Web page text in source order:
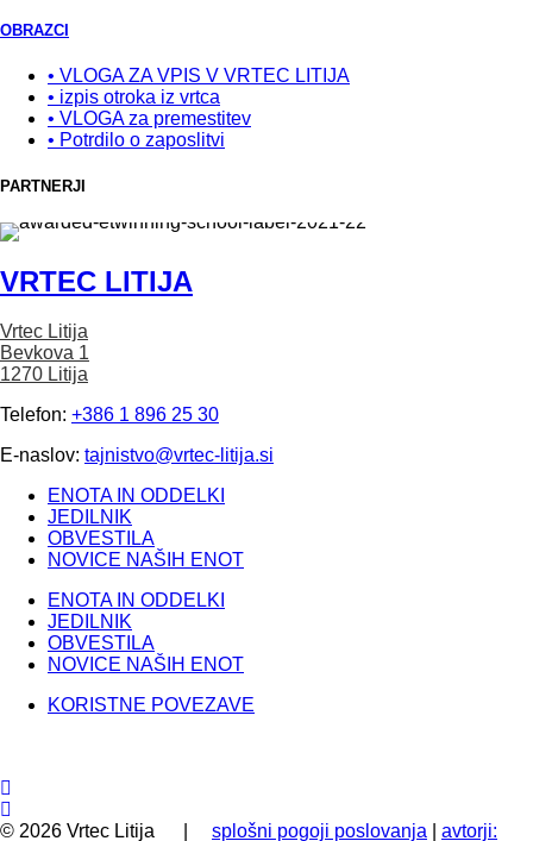
OBRAZCI
• VLOGA ZA VPIS V VRTEC LITIJA
• izpis otroka iz vrtca
• VLOGA za premestitev
• Potrdilo o zaposlitvi
PARTNERJI
VRTEC LITIJA
Vrtec Litija
Bevkova 1
1270 Litija
Telefon: +386 1 896 25 30
E-naslov: tajnistvo@vrtec-litija.si
ENOTA IN ODDELKI
JEDILNIK
OBVESTILA
NOVICE NAŠIH ENOT
ENOTA IN ODDELKI
JEDILNIK
OBVESTILA
NOVICE NAŠIH ENOT
KORISTNE POVEZAVE
© 2026 Vrtec Litija | splošni pogoji poslovanja avtorji: